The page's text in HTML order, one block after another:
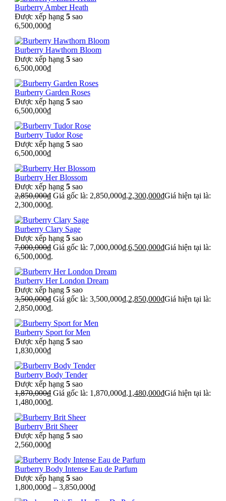
Burberry Amber Heath
Được xếp hạng 5 sao
6,500,000₫
Burberry Hawthorn Bloom
Được xếp hạng 5 sao
6,500,000₫
Burberry Garden Roses
Được xếp hạng 5 sao
6,500,000₫
Burberry Tudor Rose
Được xếp hạng 5 sao
6,500,000₫
Burberry Her Blossom
Được xếp hạng 5 sao
2,850,000₫ Giá gốc là: 2,850,000₫.2,300,000₫Giá hiện tại là:
2,300,000₫.
Burberry Clary Sage
Được xếp hạng 5 sao
7,000,000₫ Giá gốc là: 7,000,000₫.6,500,000₫Giá hiện tại là:
6,500,000₫.
Burberry Her London Dream
Được xếp hạng 5 sao
3,500,000₫ Giá gốc là: 3,500,000₫.2,850,000₫Giá hiện tại là:
2,850,000₫.
Burberry Sport for Men
Được xếp hạng 5 sao
1,830,000₫
Burberry Body Tender
Được xếp hạng 5 sao
1,870,000₫ Giá gốc là: 1,870,000₫.1,480,000₫Giá hiện tại là:
1,480,000₫.
Burberry Brit Sheer
Được xếp hạng 5 sao
2,560,000₫
Burberry Body Intense Eau de Parfum
Được xếp hạng 5 sao
1,800,000₫ – 3,850,000₫